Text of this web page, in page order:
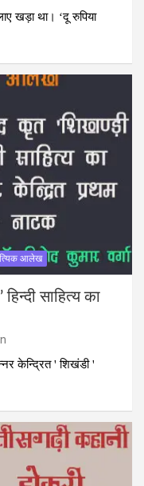
खड़ा था। ‘दू रुपिया
आलेख
साहित्य का
केन्द्रित ' शिखंडी '